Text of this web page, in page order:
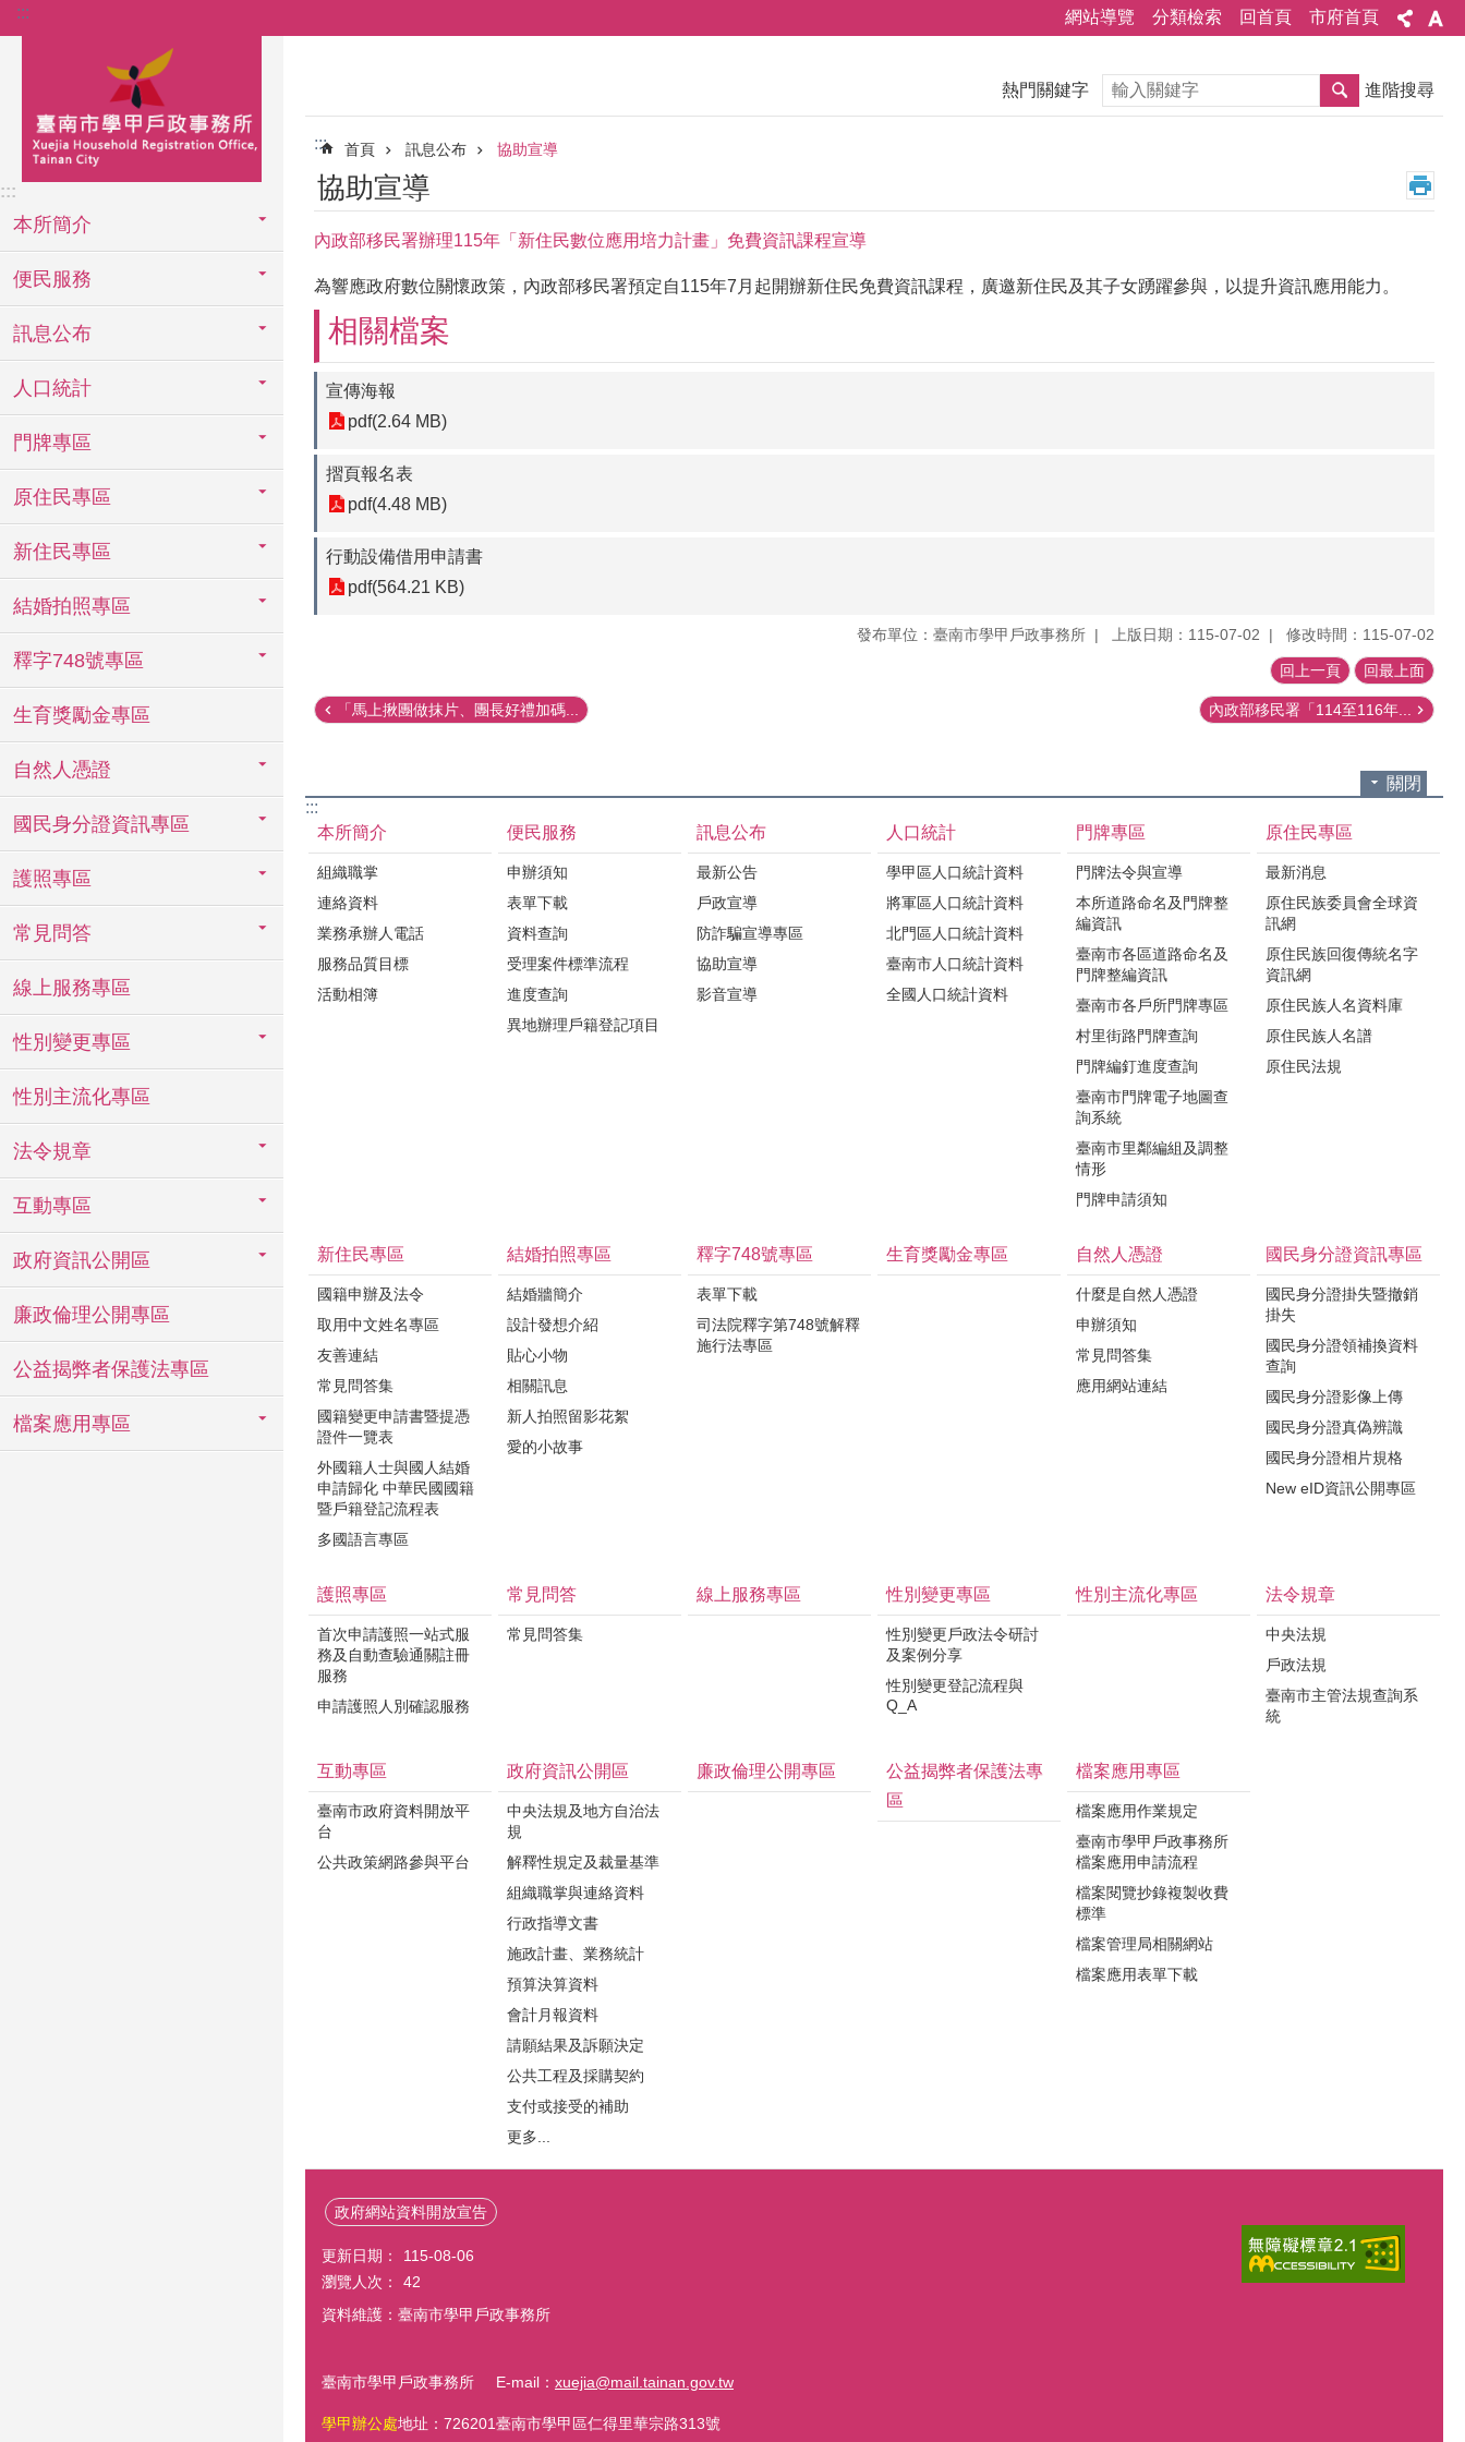
跳到主要內容區塊
::: 網站導覽 分類檢索 回首頁 市府首頁
:::
本所簡介
便民服務
訊息公布
人口統計
門牌專區
原住民專區
新住民專區
結婚拍照專區
釋字748號專區
生育獎勵金專區
自然人憑證
國民身分證資訊專區
護照專區
常見問答
線上服務專區
性別變更專區
性別主流化專區
法令規章
互動專區
政府資訊公開區
廉政倫理公開專區
公益揭弊者保護法專區
檔案應用專區
熱門關鍵字 搜尋 進階搜尋
::: 首頁 訊息公布 協助宣導
協助宣導
內政部移民署辦理115年「新住民數位應用培力計畫」免費資訊課程宣導
為響應政府數位關懷政策，內政部移民署預定自115年7月起開辦新住民免費資訊課程，廣邀新住民及其子女踴躍參與，以提升資訊應用能力。
相關檔案
宣傳海報
pdf(2.64 MB)
摺頁報名表
pdf(4.48 MB)
行動設備借用申請書
pdf(564.21 KB)
發布單位：臺南市學甲戶政事務所 上版日期：115-07-02 修改時間：115-07-02
回上一頁 回最上面
「馬上揪團做抹片、團長好禮加碼... 內政部移民署「114至116年...
關閉
:::
本所簡介
組織職掌
連絡資料
業務承辦人電話
服務品質目標
活動相簿
便民服務
申辦須知
表單下載
資料查詢
受理案件標準流程
進度查詢
異地辦理戶籍登記項目
訊息公布
最新公告
戶政宣導
防詐騙宣導專區
協助宣導
影音宣導
人口統計
學甲區人口統計資料
將軍區人口統計資料
北門區人口統計資料
臺南市人口統計資料
全國人口統計資料
門牌專區
門牌法令與宣導
本所道路命名及門牌整
編資訊
臺南市各區道路命名及
門牌整編資訊
臺南市各戶所門牌專區
村里街路門牌查詢
門牌編釘進度查詢
臺南市門牌電子地圖查
詢系統
臺南市里鄰編組及調整
情形
門牌申請須知
原住民專區
最新消息
原住民族委員會全球資
訊網
原住民族回復傳統名字
資訊網
原住民族人名資料庫
原住民族人名譜
原住民法規
新住民專區
國籍申辦及法令
取用中文姓名專區
友善連結
常見問答集
國籍變更申請書暨提憑
證件一覽表
外國籍人士與國人結婚
申請歸化 中華民國國籍
暨戶籍登記流程表
多國語言專區
結婚拍照專區
結婚牆簡介
設計發想介紹
貼心小物
相關訊息
新人拍照留影花絮
愛的小故事
釋字748號專區
表單下載
司法院釋字第748號解釋
施行法專區
生育獎勵金專區 自然人憑證
什麼是自然人憑證
申辦須知
常見問答集
應用網站連結
國民身分證資訊專區
國民身分證掛失暨撤銷
掛失
國民身分證領補換資料
查詢
國民身分證影像上傳
國民身分證真偽辨識
國民身分證相片規格
New eID資訊公開專區
護照專區
首次申請護照一站式服
務及自動查驗通關註冊
服務
申請護照人別確認服務
常見問答
常見問答集
線上服務專區 性別變更專區
性別變更戶政法令研討
及案例分享
性別變更登記流程與
Q_A
性別主流化專區 法令規章
中央法規
戶政法規
臺南市主管法規查詢系
統
互動專區
臺南市政府資料開放平
台
公共政策網路參與平台
政府資訊公開區
中央法規及地方自治法
規
解釋性規定及裁量基準
組織職掌與連絡資料
行政指導文書
施政計畫、業務統計
預算決算資料
會計月報資料
請願結果及訴願決定
公共工程及採購契約
支付或接受的補助
更多...
廉政倫理公開專區
公益揭弊者保護法專
區
檔案應用專區
檔案應用作業規定
臺南市學甲戶政事務所
檔案應用申請流程
檔案閱覽抄錄複製收費
標準
檔案管理局相關網站
檔案應用表單下載
政府網站資料開放宣告
更新日期：
115-08-06
瀏覽人次：
42
資料維護：臺南市學甲戶政事務所
臺南市學甲戶政事務所 E-mail： xuejia@mail.tainan.gov.tw
學甲辦公處地址：726201臺南市學甲區仁得里華宗路313號